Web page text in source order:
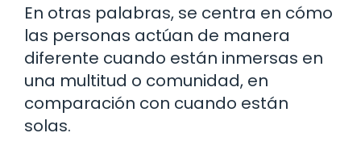
En otras palabras, se centra en cómo
las personas actúan de manera
diferente cuando están inmersas en
una multitud o comunidad, en
comparación con cuando están
solas.